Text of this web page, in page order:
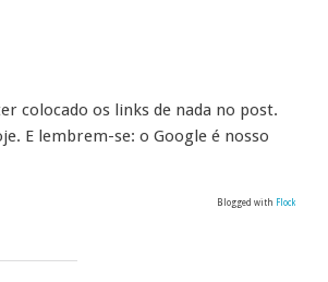
colocado os links de nada no post.
E lembrem-se: o Google é nosso
Blogged with Flock